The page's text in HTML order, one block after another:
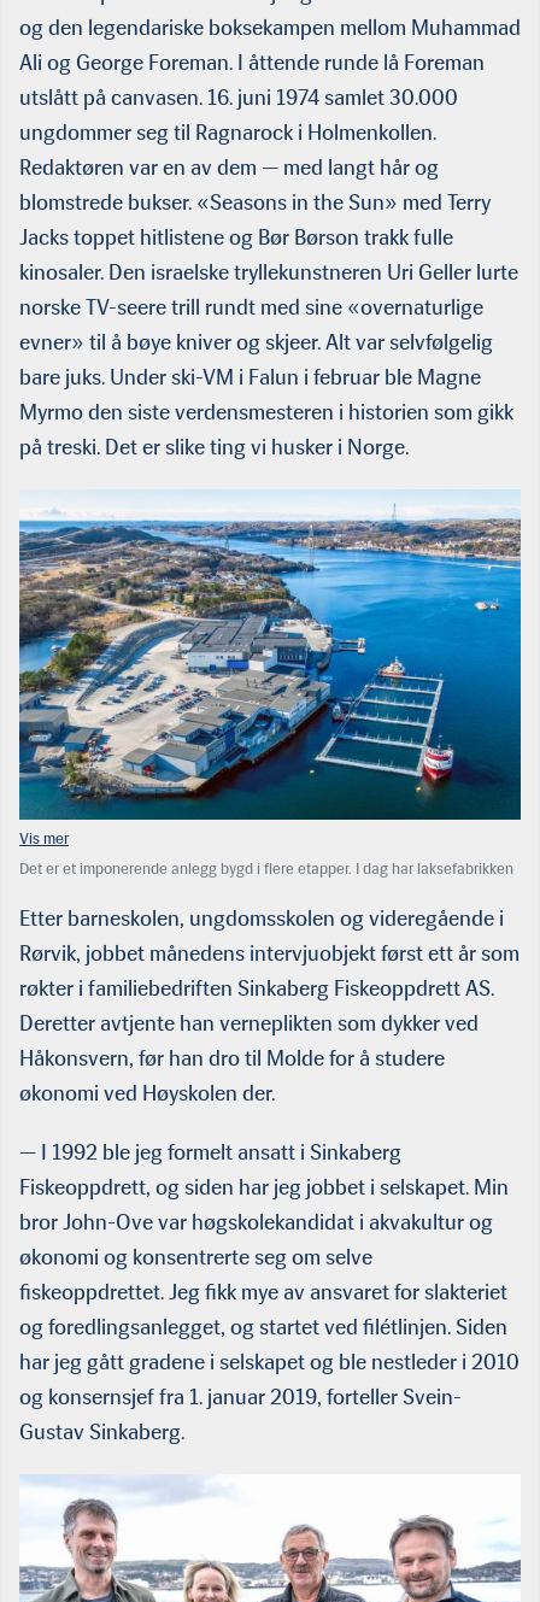
og den legendariske boksekampen mellom Muhammad
Ali og George Foreman. I åttende runde lå Foreman
utslått på canvasen. 16. juni 1974 samlet 30.000
ungdommer seg til Ragnarock i Holmenkollen.
Redaktøren var en av dem — med langt hår og
blomstrede bukser. «Seasons in the Sun» med Terry
Jacks toppet hitlistene og Bør Børson trakk fulle
kinosaler. Den israelske tryllekunstneren Uri Geller lurte
norske TV-seere trill rundt med sine «overnaturlige
evner» til å bøye kniver og skjeer. Alt var selvfølgelig
bare juks. Under ski-VM i Falun i februar ble Magne
Myrmo den siste verdensmesteren i historien som gikk
på treski. Det er slike ting vi husker i Norge.
Det er et imponerende anlegg bygd i flere etapper. I dag har laksefabrikken
tilgjengelig 17.800 kvadratmeter, inkludert administrasjonen i fjerde etasje.
Etter barneskolen, ungdomsskolen og videregående i
Rørvik, jobbet månedens intervjuobjekt først ett år som
røkter i familiebedriften Sinkaberg Fiskeoppdrett AS.
Deretter avtjente han verneplikten som dykker ved
Håkonsvern, før han dro til Molde for å studere
økonomi ved Høyskolen der.
— I 1992 ble jeg formelt ansatt i Sinkaberg
Fiskeoppdrett, og siden har jeg jobbet i selskapet. Min
bror John-Ove var høgskolekandidat i akvakultur og
økonomi og konsentrerte seg om selve
fiskeoppdrettet. Jeg fikk mye av ansvaret for slakteriet
og foredlingsanlegget, og startet ved filétlinjen. Siden
har jeg gått gradene i selskapet og ble nestleder i 2010
og konsernsjef fra 1. januar 2019, forteller Svein-
Gustav Sinkaberg.